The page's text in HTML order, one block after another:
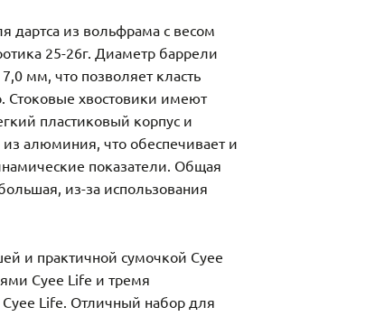
дартса из вольфрама с весом
25-26г. Диаметр баррели
мм, что позволяет класть
Стоковые хвостовики имеют
пластиковый корпус и
алюминия, что обеспечивает и
показатели. Общая
из-за использования
и практичной сумочкой Cyee
Cyee Life и тремя
Life. Отличный набор для